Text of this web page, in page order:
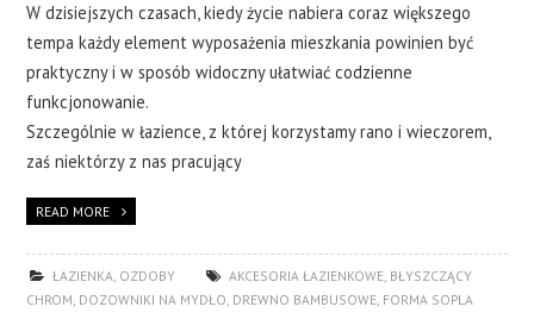
W dzisiejszych czasach, kiedy życie nabiera coraz większego
tempa każdy element wyposażenia mieszkania powinien być
praktyczny i w sposób widoczny ułatwiać codzienne
funkcjonowanie.
Szczególnie w łazience, z której korzystamy rano i wieczorem,
zaś niektórzy z nas pracujący
READ MORE
ŁAZIENKA, OZDOBY AKCESORIA ŁAZIENKOWE, BŁYSZCZĄCY
CHROM, DOZOWNIKI NA MYDŁO, DREWNO BAMBUSOWE, FORMA SOPLA